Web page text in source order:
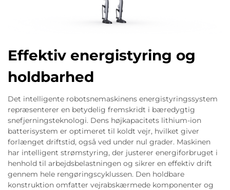
Effektiv energistyring og
holdbarhed
Det intelligente robotsnemaskinens energistyringssystem
repræsenterer en betydelig fremskridt i bæredygtig
snefjerningsteknologi. Dens højkapacitets lithium-ion
batterisystem er optimeret til koldt vejr, hvilket giver
forlænget driftstid, også ved under nul grader. Maskinen
har intelligent strømstyring, der justerer energiforbruget i
henhold til arbejdsbelastningen og sikrer en effektiv drift
gennem hele rengøringscyklussen. Den holdbare
konstruktion omfatter vejrabskærmede komponenter og